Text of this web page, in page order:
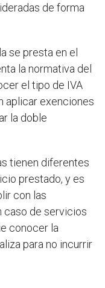
de forma
se presta en el
la normativa del
el tipo de IVA
aplicar exenciones
la doble
tienen diferentes
prestado, y es
con las
caso de servicios
conocer la
para no incurrir